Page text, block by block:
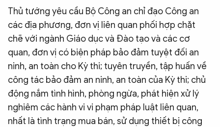
Thủ tướng yêu cầu Bộ Công an chỉ đạo Công an
các địa phương, đơn vị liên quan phối hợp chặt
chẽ với ngành Giáo dục và Đào tạo và các cơ
quan, đơn vị có biện pháp bảo đảm tuyệt đối an
ninh, an toàn cho Kỳ thi; tuyên truyền, tập huấn về
công tác bảo đảm an ninh, an toàn của Kỳ thi; chủ
động nắm tình hình, phòng ngừa, phát hiện xử lý
nghiêm các hành vi vi phạm pháp luật liên quan,
nhất là tình trạng mua bán, sử dụng thiết bị công